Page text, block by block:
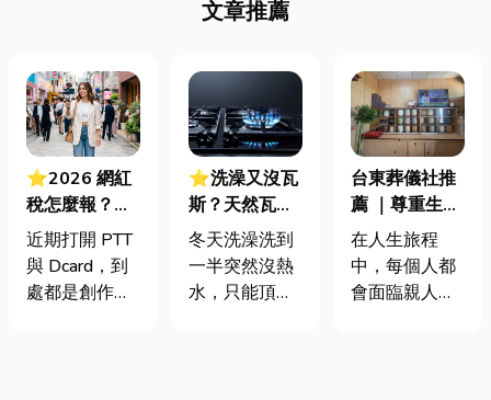
文章推薦
⭐2026 網紅
稅怎麼報？一
篇看懂課稅門
檻、追溯年限
與合法節稅，
近期打開 PTT
與 Dcard，到
處都是創作者
⭐洗澡又沒瓦
斯？天然瓦斯
是什麼、費用
怎麼算？家庭
能源選擇與配
冬天洗澡洗到
一半突然沒熱
水，只能頂著
台東葬儀社推
薦 ｜尊重生
命、貼心陪伴
每一段告別
在人生旅程
中，每個人都
會面臨親人離